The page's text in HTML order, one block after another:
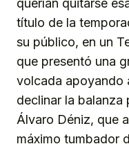
querían quitarse
título de la
su público, en un
que presentó una
volcada apoyando
declinar la balanza
Álvaro Déniz, que
máximo tumbador